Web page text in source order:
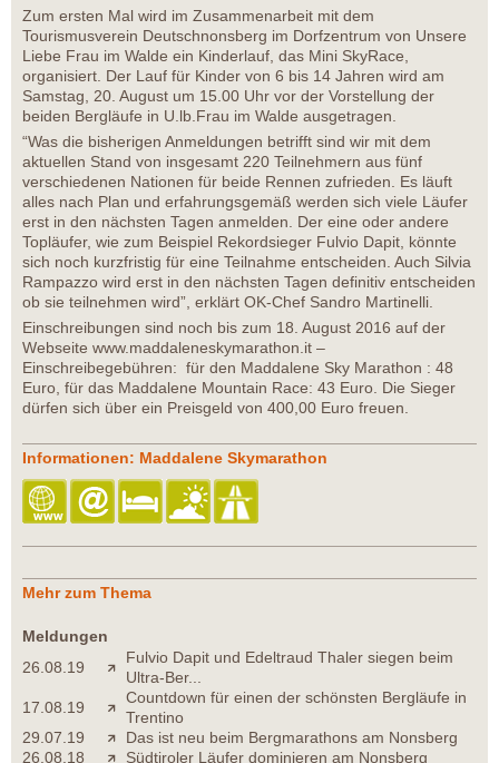
Zum ersten Mal wird im Zusammenarbeit mit dem
Tourismusverein Deutschnonsberg im Dorfzentrum von Unsere
Liebe Frau im Walde ein Kinderlauf, das Mini SkyRace,
organisiert. Der Lauf für Kinder von 6 bis 14 Jahren wird am
Samstag, 20. August um 15.00 Uhr vor der Vorstellung der
beiden Bergläufe in U.lb.Frau im Walde ausgetragen.
“Was die bisherigen Anmeldungen betrifft sind wir mit dem
aktuellen Stand von insgesamt 220 Teilnehmern aus fünf
verschiedenen Nationen für beide Rennen zufrieden. Es läuft
alles nach Plan und erfahrungsgemäß werden sich viele Läufer
erst in den nächsten Tagen anmelden. Der eine oder andere
Topläufer, wie zum Beispiel Rekordsieger Fulvio Dapit, könnte
sich noch kurzfristig für eine Teilnahme entscheiden. Auch Silvia
Rampazzo wird erst in den nächsten Tagen definitiv entscheiden
ob sie teilnehmen wird”, erklärt OK-Chef Sandro Martinelli.
Einschreibungen sind noch bis zum 18. August 2016 auf der
Webseite www.maddaleneskymarathon.it –
Einschreibegebühren: für den Maddalene Sky Marathon : 48
Euro, für das Maddalene Mountain Race: 43 Euro. Die Sieger
dürfen sich über ein Preisgeld von 400,00 Euro freuen.
Informationen: Maddalene Skymarathon
Mehr zum Thema
Meldungen
26.08.19
Fulvio Dapit und Edeltraud Thaler siegen beim
Ultra-Ber...
17.08.19
Countdown für einen der schönsten Bergläufe in
Trentino
29.07.19
Das ist neu beim Bergmarathons am Nonsberg
26.08.18
Südtiroler Läufer dominieren am Nonsberg